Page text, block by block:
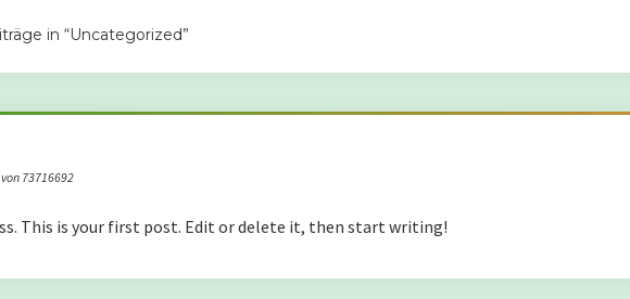
in “Uncategorized”
73716692
This is your first post. Edit or delete it, then start writing!